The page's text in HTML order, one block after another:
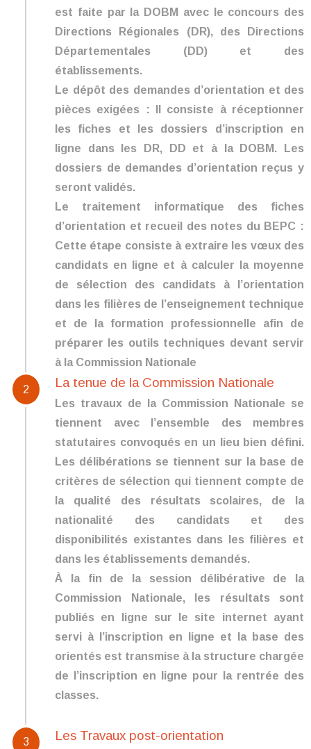
est faite par la DOBM avec le concours des
Directions Régionales (DR), des Directions
Départementales (DD) et des
établissements.
Le dépôt des demandes d’orientation et des
pièces exigées : Il consiste à réceptionner
les fiches et les dossiers d’inscription en
ligne dans les DR, DD et à la DOBM. Les
dossiers de demandes d’orientation reçus y
seront validés.
Le traitement informatique des fiches
d’orientation et recueil des notes du BEPC :
Cette étape consiste à extraire les vœux des
candidats en ligne et à calculer la moyenne
de sélection des candidats à l’orientation
dans les filières de l’enseignement technique
et de la formation professionnelle afin de
préparer les outils techniques devant servir
à la Commission Nationale
2 La tenue de la Commission Nationale
Les travaux de la Commission Nationale se
tiennent avec l’ensemble des membres
statutaires convoqués en un lieu bien défini.
Les délibérations se tiennent sur la base de
critères de sélection qui tiennent compte de
la qualité des résultats scolaires, de la
nationalité des candidats et des
disponibilités existantes dans les filières et
dans les établissements demandés.
À la fin de la session délibérative de la
Commission Nationale, les résultats sont
publiés en ligne sur le site internet ayant
servi à l’inscription en ligne et la base des
orientés est transmise à la structure chargée
de l’inscription en ligne pour la rentrée des
classes.
3 Les Travaux post-orientation